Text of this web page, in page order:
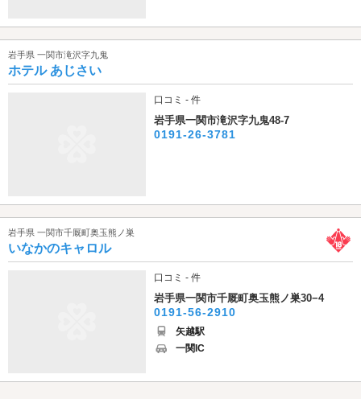
岩手県 一関市滝沢字九鬼
ホテル あじさい
口コミ - 件
岩手県一関市滝沢字九鬼48-7
0191-26-3781
岩手県 一関市千厩町奥玉熊ノ巣
いなかのキャロル
口コミ - 件
岩手県一関市千厩町奥玉熊ノ巣30−4
0191-56-2910
矢越駅
一関IC